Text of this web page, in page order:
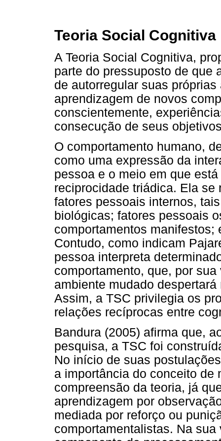
Teoria Social Cognitiva
A Teoria Social Cognitiva,
parte do pressuposto de que
de autorregular suas
aprendizagem de novos
conscientemente,
consecução de seus
O comportamento humano,
como uma expressão da
pessoa e o meio em que
reciprocidade triádica. Ela
fatores pessoais internos,
biológicas; fatores pessoais
comportamentos manifestos;
Contudo, como indicam
pessoa interpreta
comportamento, que, por
ambiente mudado
Assim, a TSC privilegia os
relações recíprocas entre
Bandura (2005) afirma que,
pesquisa, a TSC foi
No início de suas
a importância do conceito de
compreensão da teoria, já
aprendizagem por
mediada por reforço ou
comportamentalistas. Na